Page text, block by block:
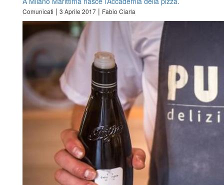
Comunicati | 3 Aprile 2017 | Fabio Ciarla